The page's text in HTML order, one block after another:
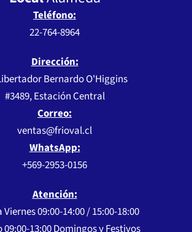
Teléfono:
22-764-8964
Dirección:
Bernardo O'Higgins
#3489, Estación Central
Correo:
ventas@frioval.cl
WhatsApp:
+569-2953-0156
Atención:
Viernes 09:00-14:00 / 15:00-18:00